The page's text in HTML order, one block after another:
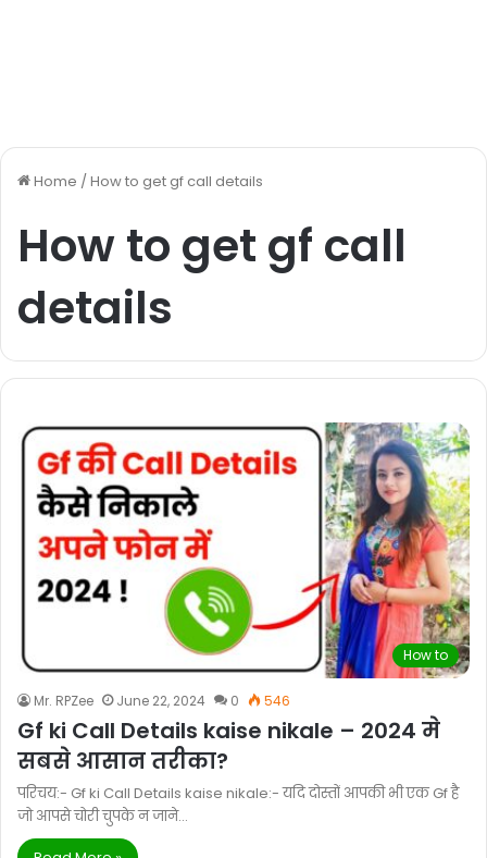
Home /How to get gf call details
How to get gf call
details
How to
Mr. RPZee June 22, 2024 0 546
Gf ki Call Details kaise nikale – 2024 मे
सबसे आसान तरीका?
परिचय:- Gf ki Call Details kaise nikale:- यदि दोस्तों आपकी भी एक Gf है
जो आपसे चोरी चुपके न जाने…